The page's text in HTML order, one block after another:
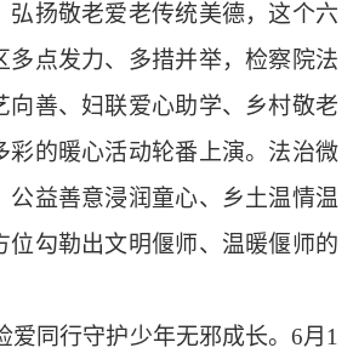
弘扬敬老爱老传统美德，这个六
多点发力、多措并举，检察院法
向善、妇联爱心助学、乡村敬老
彩的暖心活动轮番上演。法治微
公益善意浸润童心、乡土温情温
位勾勒出文明偃师、温暖偃师的
爱同行守护少年无邪成长。6月1